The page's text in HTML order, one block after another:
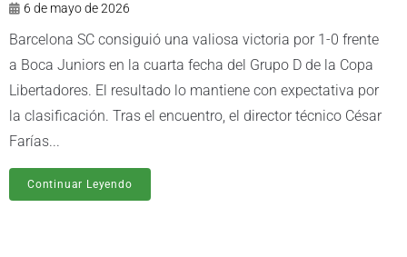
6 de mayo de 2026
Barcelona SC consiguió una valiosa victoria por 1-0 frente
a Boca Juniors en la cuarta fecha del Grupo D de la Copa
Libertadores. El resultado lo mantiene con expectativa por
la clasificación. Tras el encuentro, el director técnico César
Farías...
Continuar Leyendo